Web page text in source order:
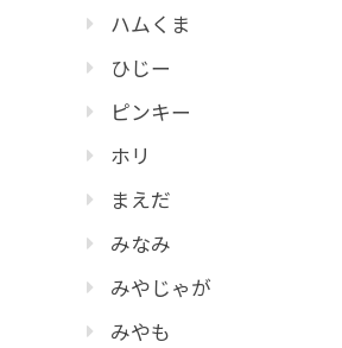
ハムくま
ひじー
ピンキー
ホリ
まえだ
みなみ
みやじゃが
みやも